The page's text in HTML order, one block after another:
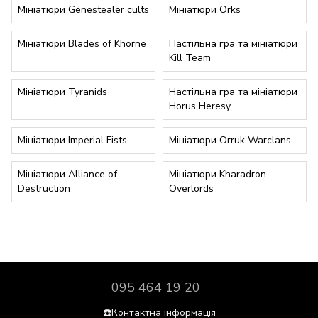
Мініатюри Genestealer cults Мініатюри Orks
Мініатюри Blades of Khorne
Настільна гра та мініатюри
Kill Team
Мініатюри Tyranids
Настільна гра та мініатюри
Horus Heresy
Мініатюри Imperial Fists Мініатюри Orruk Warclans
Мініатюри Alliance of
Destruction
Мініатюри Kharadron
Overlords
095 464 19 20
☎️Контактна інформація